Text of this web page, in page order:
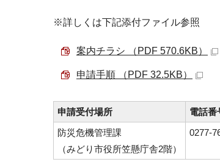
※詳しくは下記添付ファイル参照
案内チラシ （PDF 570.6KB）
申請手順 （PDF 32.5KB）
申請受付場所 電話番
防災危機管理課
（みどり市役所笠懸庁舎2階）
0277-